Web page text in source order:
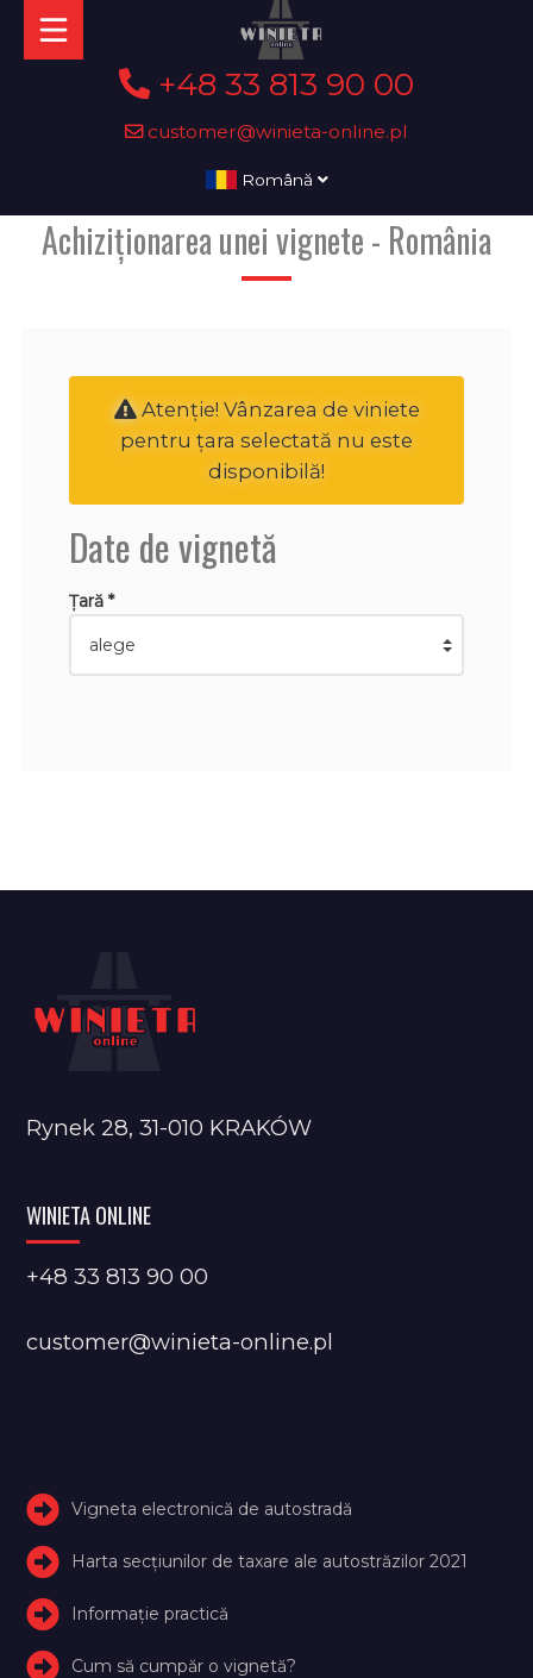
+48 33 813 90 00
customer@winieta-online.pl
Română
Achiziționarea unei vignete - România
Atenţie! Vânzarea de viniete
pentru țara selectată nu este
disponibilă!
Date de vignetă
Țară *
Rynek 28, 31-010 KRAKÓW
WINIETA ONLINE
+48 33 813 90 00
customer@winieta-online.pl
Vigneta electronică de autostradă
Harta secțiunilor de taxare ale autostrăzilor 2021
Informație practică
Cum să cumpăr o vignetă?